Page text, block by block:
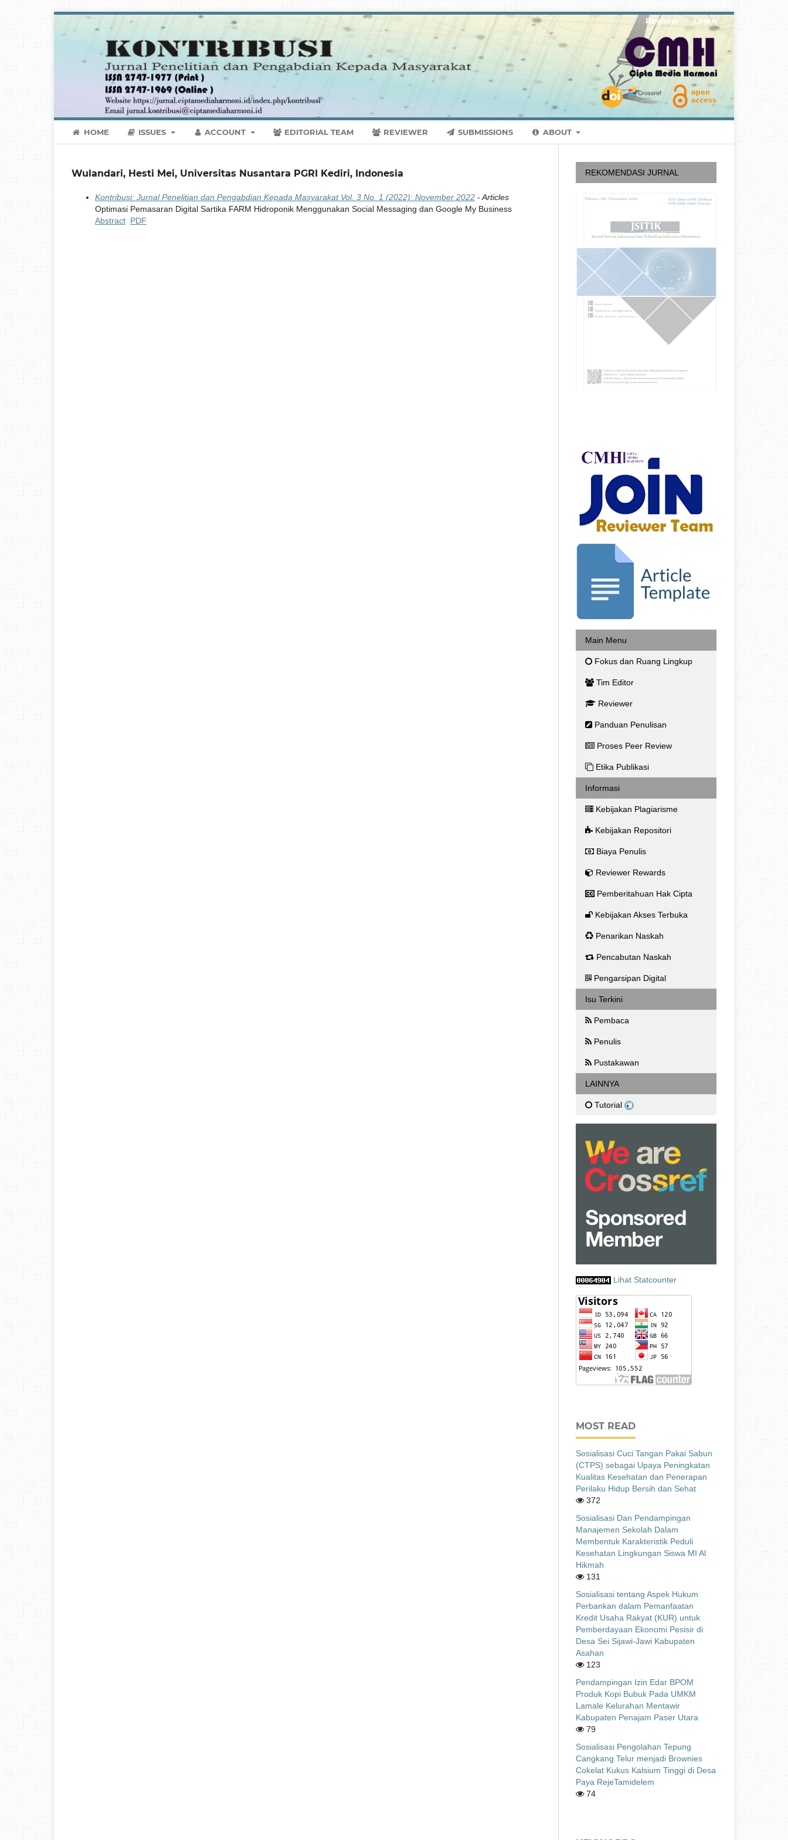
HOME ISSUES ACCOUNT EDITORIAL TEAM REVIEWER SUBMISSIONS ABOUT
Register Login
Wulandari, Hesti Mei, Universitas Nusantara PGRI Kediri, Indonesia
Kontribusi: Jurnal Penelitian dan Pengabdian Kepada Masyarakat Vol. 3 No. 1 (2022): November 2022 - Articles
Optimasi Pemasaran Digital Sartika FARM Hidroponik Menggunakan Social Messaging dan Google My Business
Abstract PDF
REKOMENDASI JURNAL
Main Menu
Fokus dan Ruang Lingkup
Tim Editor
Reviewer
Panduan Penulisan
Proses Peer Review
Etika Publikasi
Informasi
Kebijakan Plagiarisme
Kebijakan Repositori
Biaya Penulis
Reviewer Rewards
Pemberitahuan Hak Cipta
Kebijakan Akses Terbuka
Penarikan Naskah
Pencabutan Naskah
Pengarsipan Digital
Isu Terkini
Pembaca
Penulis
Pustakawan
LAINNYA
Tutorial
Lihat Statcounter
MOST READ
Sosialisasi Cuci Tangan Pakai Sabun
(CTPS) sebagai Upaya Peningkatan
Kualitas Kesehatan dan Penerapan
Perilaku Hidup Bersih dan Sehat
372
Sosialisasi Dan Pendampingan
Manajemen Sekolah Dalam
Membentuk Karakteristik Peduli
Kesehatan Lingkungan Siswa MI Al
Hikmah
131
Sosialisasi tentang Aspek Hukum
Perbankan dalam Pemanfaatan
Kredit Usaha Rakyat (KUR) untuk
Pemberdayaan Ekonomi Pesisir di
Desa Sei Sijawi-Jawi Kabupaten
Asahan
123
Pendampingan Izin Edar BPOM
Produk Kopi Bubuk Pada UMKM
Lamale Kelurahan Mentawir
Kabupaten Penajam Paser Utara
79
Sosialisasi Pengolahan Tepung
Cangkang Telur menjadi Brownies
Cokelat Kukus Kalsium Tinggi di Desa
Paya RejeTamidelem
74